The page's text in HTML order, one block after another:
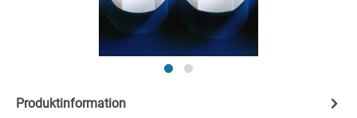
Produktinformation